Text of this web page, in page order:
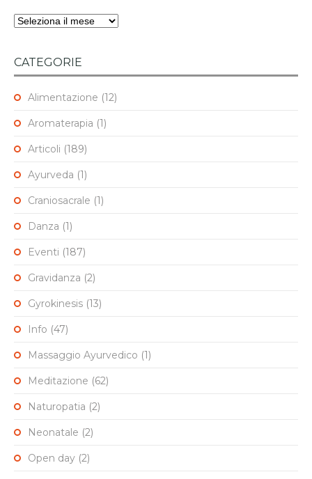
Archivi
CATEGORIE
Alimentazione (12)
Aromaterapia (1)
Articoli (189)
Ayurveda (1)
Craniosacrale (1)
Danza (1)
Eventi (187)
Gravidanza (2)
Gyrokinesis (13)
Info (47)
Massaggio Ayurvedico (1)
Meditazione (62)
Naturopatia (2)
Neonatale (2)
Open day (2)